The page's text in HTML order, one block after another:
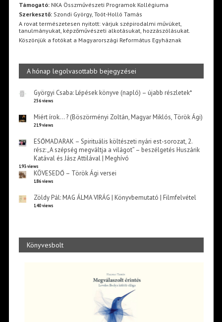
Támogató:NKA Összművészeti Programok Kollégiuma
Szerkesztő:Szondi György, Toót-Holló Tamás
A rovat természetesen nyitott: várjuk szépirodalmi művüket,
tanulmányukat, képzőművészeti alkotásukat, hozzászólásukat.
Köszönjük a fotókat a Magyarországi Református Egyháznak
A hónap legolvasottabb bejegyzései
Györgyi Csaba: Lépések könyve (napló) – újabb részletek*
256 views
Miért írok… ? (Böszörményi Zoltán, Magyar Miklós, Török Ági)
219 views
ESŐMADARAK – Spirituális költészeti nyári est-sorozat, 2.
rész: „A szépség megváltja a világot” – beszélgetés Huszárik
Katával és Jász Attilával | Meghívó
193 views
KÖVESEDŐ – Török Ági versei
186 views
Zöldy Pál: MAG ÁLMA VIRÁG | Könyvbemutató | Filmfelvétel
140 views
Könyvesbolt